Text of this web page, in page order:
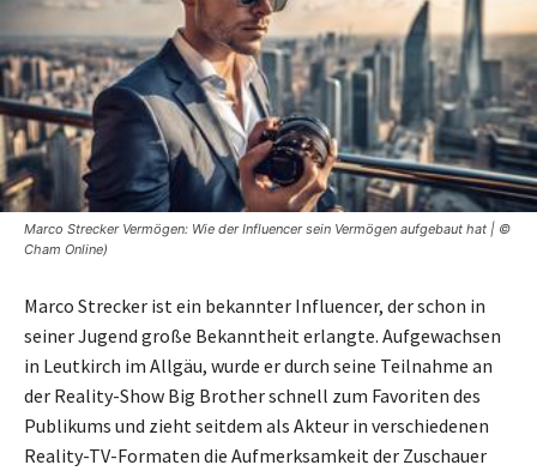
Marco Strecker Vermögen: Wie der Influencer sein Vermögen aufgebaut hat | ©
Cham Online)
Marco Strecker ist ein bekannter Influencer, der schon in
seiner Jugend große Bekanntheit erlangte. Aufgewachsen
in Leutkirch im Allgäu, wurde er durch seine Teilnahme an
der Reality-Show Big Brother schnell zum Favoriten des
Publikums und zieht seitdem als Akteur in verschiedenen
Reality-TV-Formaten die Aufmerksamkeit der Zuschauer